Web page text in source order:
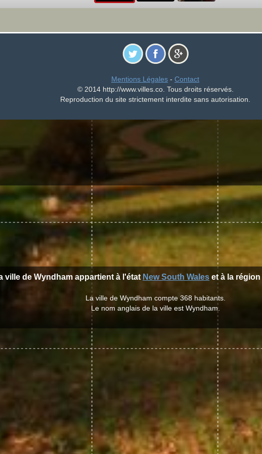
Mentions Légales - Contact
© 2014 http://www.villes.co. Tous droits réservés.
Reproduction du site strictement interdite sans autorisation.
ville de Wyndham appartient à l'état New South Wales et à la région
La ville de Wyndham compte 368 habitants.
Le nom anglais de la ville est Wyndham.